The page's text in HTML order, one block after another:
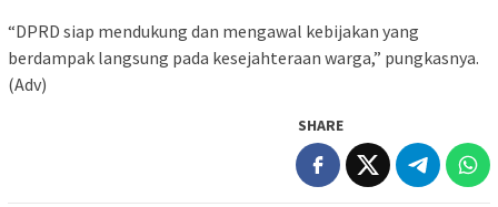
“DPRD siap mendukung dan mengawal kebijakan yang
berdampak langsung pada kesejahteraan warga,” pungkasnya.
(Adv)
SHARE